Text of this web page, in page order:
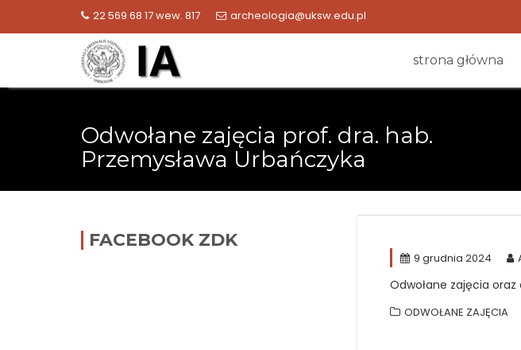
22 569 68 17 wew. 817 archeologia@uksw.edu.pl
strona główna
Odwołane zajęcia prof. dra. hab.
Przemysława Urbańczyka
9 grudnia 2024
Odwołane zajęcia oraz
ODWOŁANE ZAJĘCIA
FACEBOOK ZDK